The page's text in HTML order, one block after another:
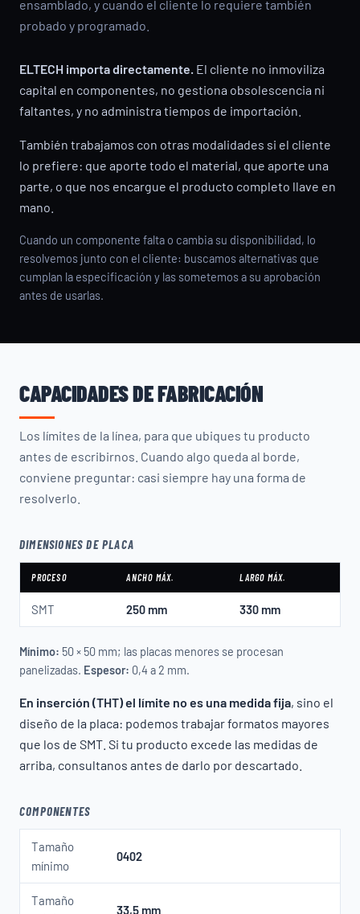
ensamblado, y cuando el cliente lo requiere también
probado y programado.
ELTECH importa directamente. El cliente no inmoviliza
capital en componentes, no gestiona obsolescencia ni
faltantes, y no administra tiempos de importación.
También trabajamos con otras modalidades si el cliente
lo prefiere: que aporte todo el material, que aporte una
parte, o que nos encargue el producto completo llave en
mano.
Cuando un componente falta o cambia su disponibilidad, lo
resolvemos junto con el cliente: buscamos alternativas que
cumplan la especificación y las sometemos a su aprobación
antes de usarlas.
CAPACIDADES DE FABRICACIÓN
Los límites de la línea, para que ubiques tu producto
antes de escribirnos. Cuando algo queda al borde,
conviene preguntar: casi siempre hay una forma de
resolverlo.
DIMENSIONES DE PLACA
PROCESO ANCHO MÁX. LARGO MÁX.
SMT 250 mm 330 mm
Mínimo: 50 × 50 mm; las placas menores se procesan
panelizadas. Espesor: 0,4 a 2 mm.
En inserción (THT) el límite no es una medida fija, sino el
diseño de la placa: podemos trabajar formatos mayores
que los de SMT. Si tu producto excede las medidas de
arriba, consultanos antes de darlo por descartado.
COMPONENTES
Tamaño
mínimo
0402
Tamaño
33,5 mm